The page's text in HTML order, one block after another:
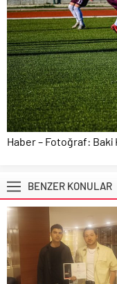
Haber – Fotoğraf: Baki
BENZER KONULAR